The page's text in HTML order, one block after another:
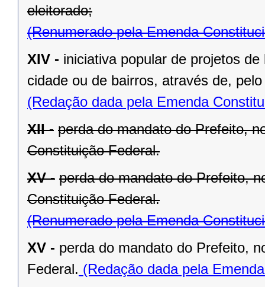
eleitorado;
(Renumerado pela Emenda
XIV - iniciativa popular de projetos
cidade ou de bairros, através de,
(Redação dada pela Emenda
XII - perda do mandato do Prefeito,
Constituição Federal.
XV - perda do mandato do Prefeito,
Constituição Federal.
(Renumerado pela Emenda
XV - perda do mandato do Prefeito,
Federal. (Redação dada pela